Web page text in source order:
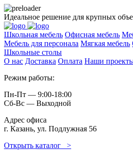
Идеальное решение для крупных
Школьная мебель Офисная мебель
Мебель для персонала Мягкая мебель
Школьные cтолы
О нас Доставка Оплата Наши
Режим работы:
Пн-Пт — 9:00-18:00
Сб-Вс — Выходной
Адрес офиса
г. Казань, ул. Подлужная 56
Открыть каталог >